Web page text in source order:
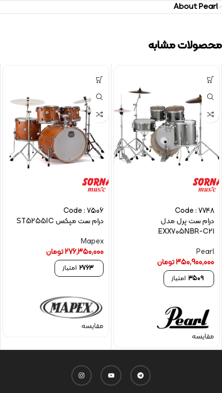
About Pearl
محصولات مشابه
Code : 7748
درام ست پرل مدل
EXX705NBR-C21
Pearl
350,900,000تومان
3509 امتیاز
مقایسه
Code : 7506
درام ست مپکس ST5255IC
Mapex
276,350,000تومان
2763 امتیاز
مقایسه